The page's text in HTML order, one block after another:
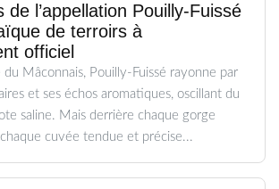
de l’appellation Pouilly-Fuissé
de terroirs à
officiel
du Mâconnais, Pouilly-Fuissé rayonne par
et ses échos aromatiques, oscillant du
saline. Mais derrière chaque gorge
cuvée tendue et précise...